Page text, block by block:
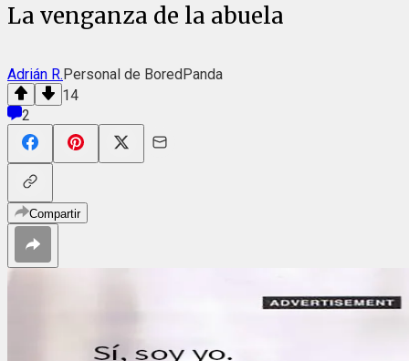
La venganza de la abuela
Adrián R.Personal de BoredPanda
14
2
Compartir